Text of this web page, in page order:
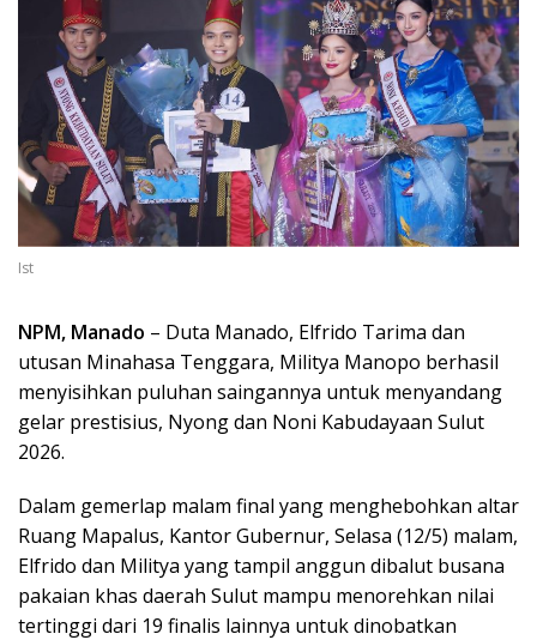
Ist
NPM, Manado – Duta Manado, Elfrido Tarima dan
utusan Minahasa Tenggara, Militya Manopo berhasil
menyisihkan puluhan saingannya untuk menyandang
gelar prestisius, Nyong dan Noni Kabudayaan Sulut
2026.
Dalam gemerlap malam final yang menghebohkan altar
Ruang Mapalus, Kantor Gubernur, Selasa (12/5) malam,
Elfrido dan Militya yang tampil anggun dibalut busana
pakaian khas daerah Sulut mampu menorehkan nilai
tertinggi dari 19 finalis lainnya untuk dinobatkan